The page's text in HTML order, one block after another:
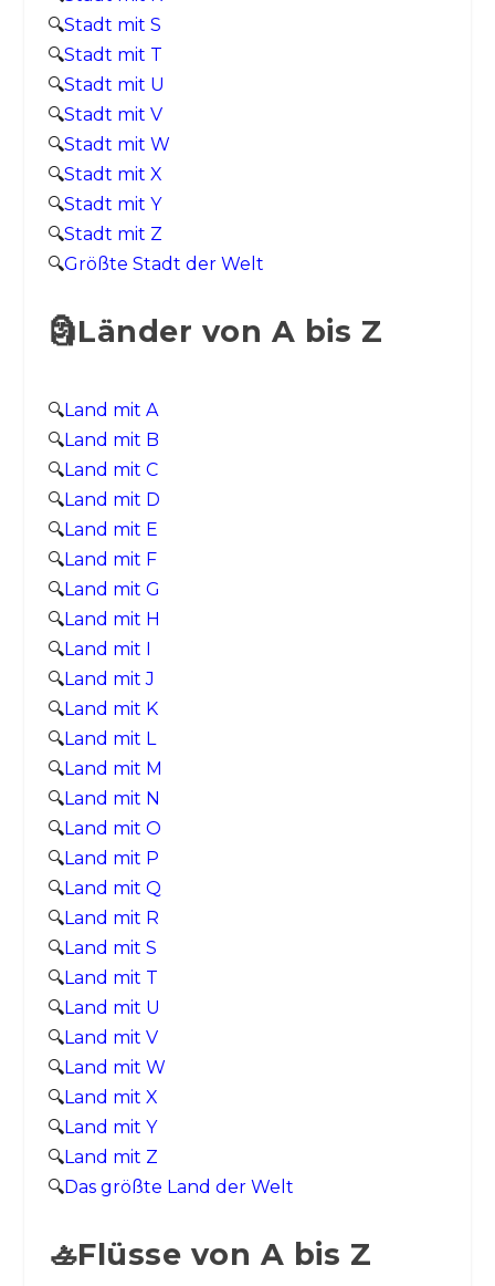
🔍Stadt mit S
🔍Stadt mit T
🔍Stadt mit U
🔍Stadt mit V
🔍Stadt mit W
🔍Stadt mit X
🔍Stadt mit Y
🔍Stadt mit Z
🔍Größte Stadt der Welt
🗿Länder von A bis Z
🔍Land mit A
🔍Land mit B
🔍Land mit C
🔍Land mit D
🔍Land mit E
🔍Land mit F
🔍Land mit G
🔍Land mit H
🔍Land mit I
🔍Land mit J
🔍Land mit K
🔍Land mit L
🔍Land mit M
🔍Land mit N
🔍Land mit O
🔍Land mit P
🔍Land mit Q
🔍Land mit R
🔍Land mit S
🔍Land mit T
🔍Land mit U
🔍Land mit V
🔍Land mit W
🔍Land mit X
🔍Land mit Y
🔍Land mit Z
🔍Das größte Land der Welt
🚣Flüsse von A bis Z